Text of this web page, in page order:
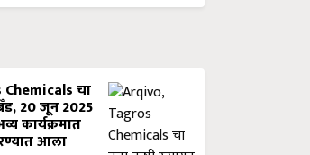
चा
20 जून 2025
कार्यक्रमात
आला